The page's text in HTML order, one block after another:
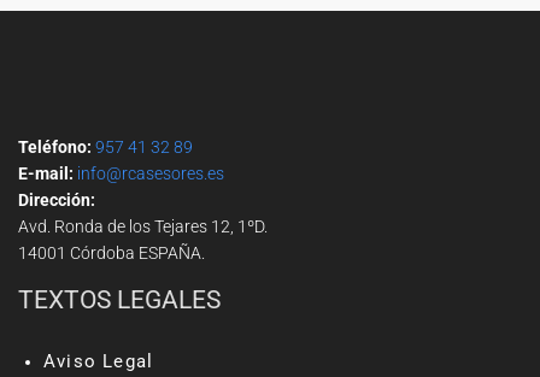
Teléfono: 957 41 32 89
E-mail: info@rcasesores.es
Dirección:
Avd. Ronda de los Tejares 12, 1ºD.
14001 Córdoba ESPAÑA.
TEXTOS LEGALES
Aviso Legal